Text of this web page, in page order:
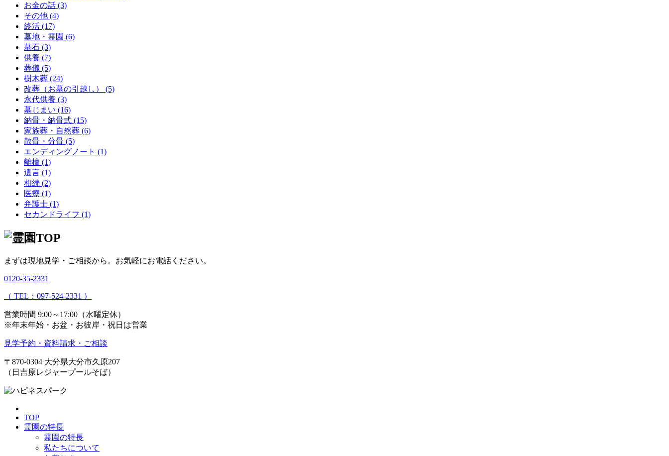
お金の話 (3)
その他 (4)
終活 (17)
墓地・霊園 (6)
墓石 (3)
供養 (7)
葬儀 (5)
樹木葬 (24)
改葬（お墓の引越し） (5)
永代供養 (3)
墓じまい (16)
納骨・納骨式 (15)
家族葬・自然葬 (6)
散骨・分骨 (5)
エンディングノート (1)
離檀 (1)
遺言 (1)
相続 (2)
医療 (1)
弁護士 (1)
セカンドライフ (1)
まずは現地見学・ご相談から。 お気軽にお電話ください。
0120-35-2331
（ TEL：097-524-2331 ）
営業時間 9:00～17:00（水曜定休）
※年末年始・お盆・お彼岸・祝日は営業
見学予約・資料請求・ご相談
〒870-0304 大分県大分市久原207
（日吉原レジャープールそば）
TOP
霊園の特長
霊園の特長
私たちについて